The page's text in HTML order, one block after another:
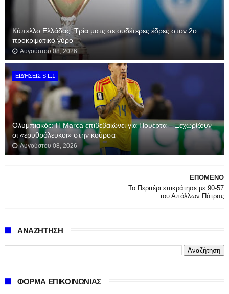
Κύπελλο Ελλάδας: Τρία ματς σε ουδέτερες έδρες στον 2ο
προκριματικό γύρο
Αυγούστου 08, 2026
ΕΙΔΉΣΕΙΣ S.L.1
Ολυμπιακός: Η Marca επιβεβαιώνει για Πουέρτα – Ξεχωρίζουν
οι «ερυθρόλευκοι» στην κούρσα
Αυγούστου 08, 2026
ΕΠΟΜΕΝΟ
Το Περιτέρι επικράτησε με 90-57
του Απόλλων Πάτρας
ΑΝΑΖΗΤΗΣΗ
ΦΟΡΜΑ ΕΠΙΚΟΙΝΩΝΙΑΣ